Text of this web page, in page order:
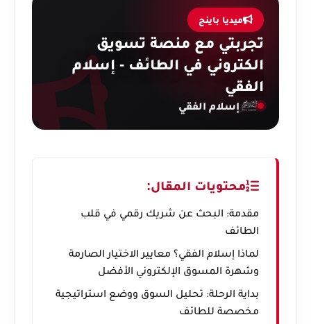
ميديا باينج
تجربتي مع منصة تسويق
الكتروني في الطائف - إسلام
الفقي
إسلام الفقي
محتويات المقال:
مقدمة: البحث عن شريك رقمي في قلب
الطائف
لماذا إسلام الفقي؟ معايير الاختيار الصارمة
وشهرة المسوق الإلكتروني الأفضل
بداية الرحلة: تحليل السوق ووضع استراتيجية
مخصصة للطائف